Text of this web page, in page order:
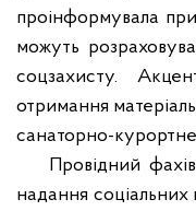
проінформувала
можуть
соцзахисту.
отримання
санаторно-
Провідний
надання